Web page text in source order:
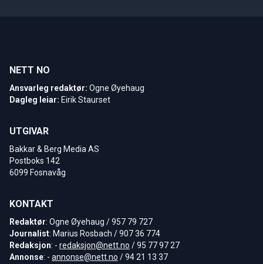
NETT NO
Ansvarleg redaktør: Ogne Øyehaug
Dagleg leiar: Eirik Staurset
UTGIVAR
Bakkar & Berg Media AS
Postboks 142
6099 Fosnavåg
KONTAKT
Redaktør: Ogne Øyehaug / 957 79 727
Journalist: Marius Rosbach / 907 36 774
Redaksjon: - redaksjon@nett.no / 95 77 97 27
Annonse: - annonse@nett.no / 94 21 13 37